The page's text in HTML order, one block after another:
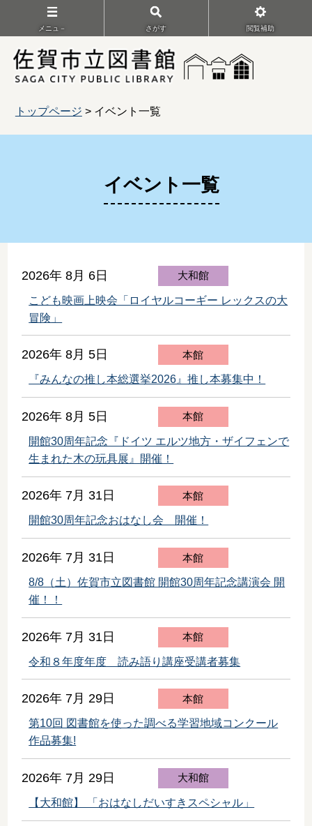
メニュ－ さがす 閲覧補助
トップページ > イベント一覧
イベント一覧
2026年 8月 6日 大和館
こども映画上映会「ロイヤルコーギー レックスの大
冒険」
2026年 8月 5日 本館
『みんなの推し本総選挙2026』推し本募集中！
2026年 8月 5日 本館
開館30周年記念『ドイツ エルツ地方・ザイフェンで
生まれた木の玩具展』開催！
2026年 7月 31日 本館
開館30周年記念おはなし会 開催！
2026年 7月 31日 本館
8/8（土）佐賀市立図書館 開館30周年記念講演会 開
催！！
2026年 7月 31日 本館
令和８年度年度 読み語り講座受講者募集
2026年 7月 29日 本館
第10回 図書館を使った調べる学習地域コンクール
作品募集!
2026年 7月 29日 大和館
【大和館】 「おはなしだいすきスペシャル」